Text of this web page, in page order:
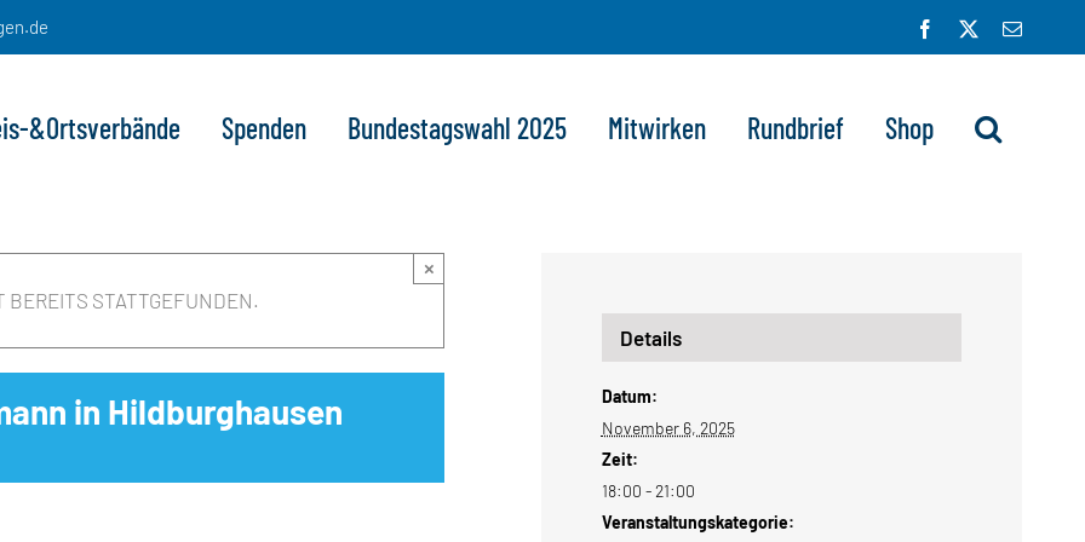
Facebook
E-
&Ortsverbände Spenden Bundestagswahl 2025 Mitwirken Rundbrief Shop
BEREITS STATTGEFUNDEN.
×
in Hildburghausen
Details
Datum:
November 6, 2025
Zeit:
18:00 - 21:00
Veranstaltungskategorie: